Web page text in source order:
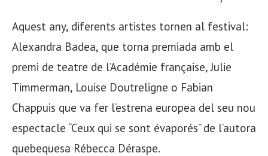
Aquest any, diferents artistes tornen al festival:
Alexandra Badea, que torna premiada amb el
premi de teatre de l’Académie française, Julie
Timmerman, Louise Doutreligne o Fabian
Chappuis que va fer l’estrena europea del seu nou
espectacle “Ceux qui se sont évaporés” de l’autora
quebequesa Rébecca Déraspe.